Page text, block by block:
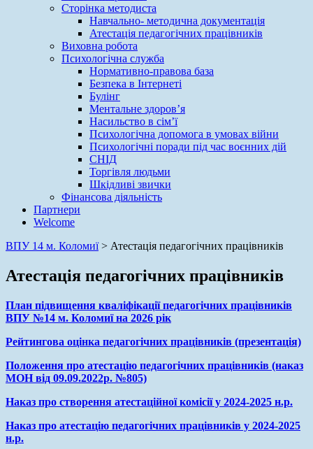
Сторінка методиста
Навчально- методична документація
Атестація педагогічних працівників
Виховна робота
Психологічна служба
Нормативно-правова база
Безпека в Інтернеті
Булінг
Ментальне здоров’я
Насильство в сім’ї
Психологічна допомога в умовах війни
Психологічні поради під час воєнних дій
СНІД
Торгівля людьми
Шкідливі звички
Фінансова діяльність
Партнери
Welcome
ВПУ 14 м. Коломиї> Атестація педагогічних працівників
Атестація педагогічних працівників
План підвищення кваліфікації педагогічних працівників
ВПУ №14 м. Коломиї на 2026 рік
Рейтингова оцінка педагогічних працівників (презентація)
Положення про атестацію педагогічних працівників (наказ
МОН від 09.09.2022р. №805)
Наказ про створення атестаційної комісії у 2024-2025 н.р.
Наказ про атестацію педагогічних працівників у 2024-2025
н.р.